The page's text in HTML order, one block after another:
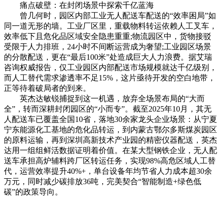
痛点破壁：在封闭场景中探索千亿蓝海
曾几何时，园区内部工业无人配送车配送的“效率困局”如
同一道无形的墙。工业厂区里，重载物料转运依赖人工叉车，
效率低下且危化品区域安全隐患重重;物流园区中，货物接驳
受限于人力排班，24小时不间断运营成为奢望;工业园区场景
的分散配送，更在“最后100米”处造成巨大人力浪费。据艾瑞
咨询权威报告，仅工业园区内部配送市场规模就达千亿级别，
而人工替代需求渗透率不足15%，这片亟待开发的空白地带，
正等待着破局者的到来。
英杰达敏锐捕捉到这一机遇，放弃全场景布局的“大而
全”，转而深耕封闭园区的“小而专”。截至2025年10月，其无
人配送车已覆盖全国10省，落地30余家龙头企业场景：从宁夏
宁东能源化工基地的危化品转运，到内蒙古鄂尔多斯煤炭园区
的原料运输，再到深圳高新技术产业园的精密仪器配送，英杰
达用一组组鲜活数据证明着价值。在某大型钢铁企业，无人配
送车承担高炉辅料跨厂区转运任务，实现98%高危区域人工替
代，运营效率提升40%+，单台设备年均节省人力成本超30余
万元，同时减少碳排放36吨，完美契合“智能制造+绿色低
碳”的政策导向。